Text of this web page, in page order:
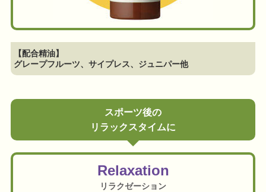
【配合精油】
グレープフルーツ、サイプレス、ジュニパー他
スポーツ後の
リラックスタイムに
Relaxation
リラクゼーション